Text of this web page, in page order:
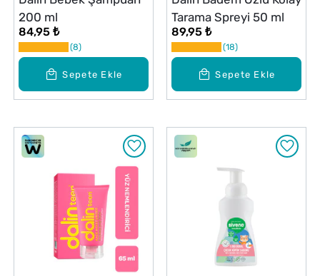
Sepete Ekle
200 ml
84,95 ₺
8
Sepete Ekle
Tarama Spreyi 50 ml
89,95 ₺
18